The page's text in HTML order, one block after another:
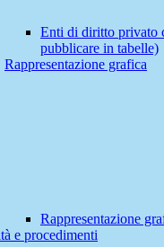
Enti di diritto privato
pubblicare in tabelle)
Rappresentazione grafica
Rappresentazione
e procedimenti